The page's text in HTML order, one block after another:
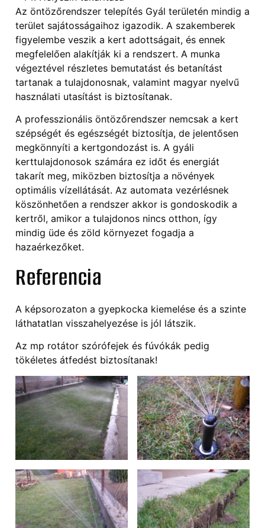
Az öntözőrendszer telepítés Gyál területén mindig a
terület sajátosságaihoz igazodik. A szakemberek
figyelembe veszik a kert adottságait, és ennek
megfelelően alakítják ki a rendszert. A munka
végeztével részletes bemutatást és betanítást
tartanak a tulajdonosnak, valamint magyar nyelvű
használati utasítást is biztosítanak.
A professzionális öntözőrendszer nemcsak a kert
szépségét és egészségét biztosítja, de jelentősen
megkönnyíti a kertgondozást is. A gyáli
kerttulajdonosok számára ez időt és energiát
takarít meg, miközben biztosítja a növények
optimális vízellátását. Az automata vezérlésnek
köszönhetően a rendszer akkor is gondoskodik a
kertről, amikor a tulajdonos nincs otthon, így
mindig üde és zöld környezet fogadja a
hazaérkezőket.
Referencia
A képsorozaton a gyepkocka kiemelése és a szinte
láthatatlan visszahelyezése is jól látszik.
Az mp rotátor szórófejek és fúvókák pedig
tökéletes átfedést biztosítanak!